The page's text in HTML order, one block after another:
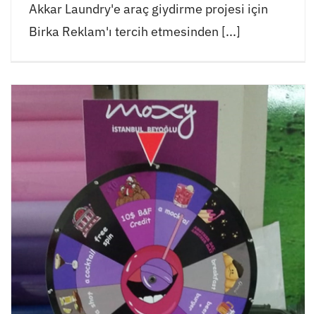
Akkar Laundry'e araç giydirme projesi için
Birka Reklam'ı tercih etmesinden [...]